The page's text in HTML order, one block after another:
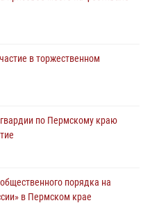
при задержании
в торжественном
по Пермскому краю
порядка на
в Пермском крае